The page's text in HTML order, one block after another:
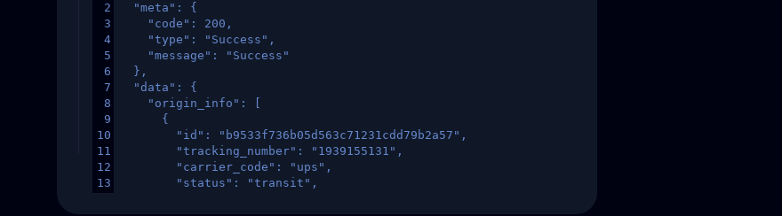
2
3
4
5
6
7
8
9
10
11
12
13
  "meta": {
    "code": 200,
    "type": "Success",
    "message": "Success"
  },
  "data": {
    "origin_info": [
      {
        "id": "b9533f736b05d563c71231cdd79b2a57",
        "tracking_number": "1939155131",
        "carrier_code": "ups",
        "status": "transit",